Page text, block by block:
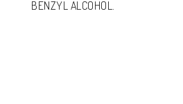
BENZYL ALCOHOL.